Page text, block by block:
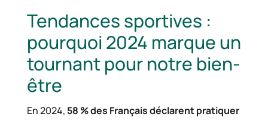
Tendances sportives :
pourquoi 2024 marque un
tournant pour notre bien-
être
En 2024, 58 % des Français déclarent pratiquer